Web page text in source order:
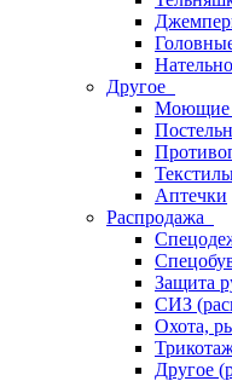
Другое
Моющие
Аптечки
Распродажа
Защита
СИЗ
Охота,
Другое